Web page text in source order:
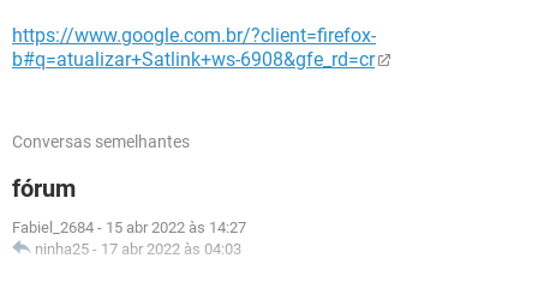
https://www.google.com.br/?client=firefox-
b#q=atualizar+Satlink+ws-6908&gfe_rd=cr
Conversas semelhantes
fórum
Fabiel_2684 - 15 abr 2022 às 14:27
ninha25 - 17 abr 2022 às 04:03